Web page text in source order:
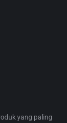
yang paling